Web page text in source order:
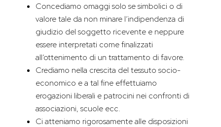
Concediamo omaggi solo se simbolici o di
valore tale da non minare l’indipendenza di
giudizio del soggetto ricevente e neppure
essere interpretati come finalizzati
all’ottenimento di un trattamento di favore.
Crediamo nella crescita del tessuto socio-
economico e a tal fine effettuiamo
erogazioni liberali e patrocini nei confronti di
associazioni, scuole ecc.
Ci atteniamo rigorosamente alle disposizioni